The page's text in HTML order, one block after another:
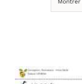
Montrer